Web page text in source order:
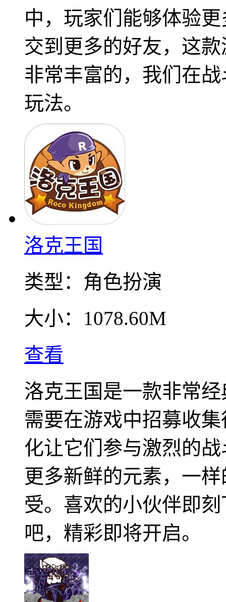
中，玩家们能够体验
交到更多的好友，这
非常丰富的，我们在
玩法。
洛克王国
类型： 角色扮演
大小： 1078.60M
查看
洛克王国是一款非常
需要在游戏中招募收
化让它们参与激烈的
更多新鲜的元素，一
受。喜欢的小伙伴即
吧，精彩即将开启。